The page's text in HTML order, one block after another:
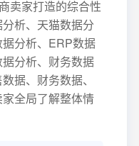
卖家打造的综合性
析、天猫数据分
分析、ERP数据
分析、财务数据
据、财务数据、
全局了解整体情